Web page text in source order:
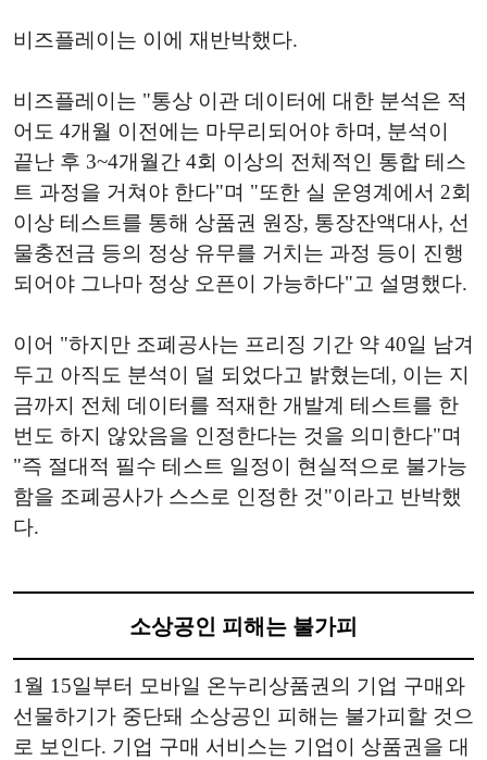
비즈플레이는 이에 재반박했다.
비즈플레이는 "통상 이관 데이터에 대한 분석은 적
어도 4개월 이전에는 마무리되어야 하며, 분석이
끝난 후 3~4개월간 4회 이상의 전체적인 통합 테스
트 과정을 거쳐야 한다"며 "또한 실 운영계에서 2회
이상 테스트를 통해 상품권 원장, 통장잔액대사, 선
물충전금 등의 정상 유무를 거치는 과정 등이 진행
되어야 그나마 정상 오픈이 가능하다"고 설명했다.
이어 "하지만 조폐공사는 프리징 기간 약 40일 남겨
두고 아직도 분석이 덜 되었다고 밝혔는데, 이는 지
금까지 전체 데이터를 적재한 개발계 테스트를 한
번도 하지 않았음을 인정한다는 것을 의미한다"며
"즉 절대적 필수 테스트 일정이 현실적으로 불가능
함을 조폐공사가 스스로 인정한 것"이라고 반박했
다.
소상공인 피해는 불가피
1월 15일부터 모바일 온누리상품권의 기업 구매와
선물하기가 중단돼 소상공인 피해는 불가피할 것으
로 보인다. 기업 구매 서비스는 기업이 상품권을 대